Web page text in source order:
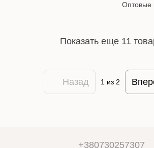
Оптовые
Показать еще 11
Назад 1 из 2
+380730257307